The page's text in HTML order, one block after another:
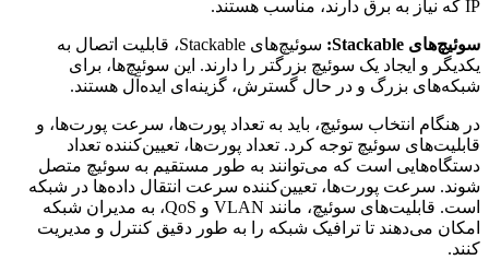
IP که نیاز به برق دارند، مناسب هستند.
سوئیچ‌های Stackable:
سوئیچ‌های Stackable، قابلیت اتصال به
یکدیگر و ایجاد یک سوئیچ بزرگتر را دارند. این سوئیچ‌ها، برای
شبکه‌های بزرگ و در حال گسترش، گزینه‌ای ایده‌آل هستند.
در هنگام انتخاب سوئیچ، باید به تعداد پورت‌ها، سرعت پورت‌ها، و
قابلیت‌های سوئیچ توجه کرد. تعداد پورت‌ها، تعیین‌کننده تعداد
دستگاه‌هایی است که می‌توانند به طور مستقیم به سوئیچ متصل
شوند. سرعت پورت‌ها، تعیین‌کننده سرعت انتقال داده‌ها در شبکه
است. قابلیت‌های سوئیچ، مانند VLAN و QoS، به مدیران شبکه
امکان می‌دهند تا ترافیک شبکه را به طور دقیق کنترل و مدیریت
کنند.